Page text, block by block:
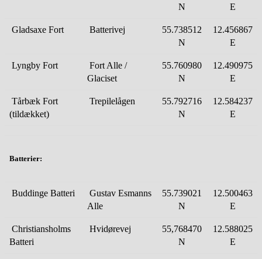
N E
Gladsaxe Fort Batterivej
55.738512
N
12.456867
E
Lyngby Fort
Fort Alle /
Glaciset
55.760980
N
12.490975
E
Tårbæk Fort
(tildækket)
Trepilelågen
55.792716
N
12.584237
E
Batterier:
Buddinge Batteri
Gustav Esmanns
Alle
55.739021
N
12.500463
E
Christiansholms
Batteri
Hvidørevej
55,768470
N
12.588025
E